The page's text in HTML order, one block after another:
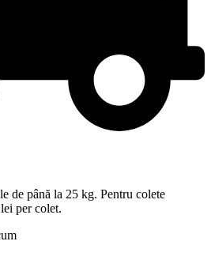
de până la 25 kg. Pentru colete
per colet.